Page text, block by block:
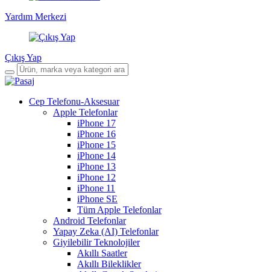
Yardım Merkezi
Çıkış Yap
Cep Telefonu-Aksesuar
Apple Telefonlar
iPhone 17
iPhone 16
iPhone 15
iPhone 14
iPhone 13
iPhone 12
iPhone 11
iPhone SE
Tüm Apple Telefonlar
Android Telefonlar
Yapay Zeka (AI) Telefonlar
Giyilebilir Teknolojiler
Akıllı Saatler
Akıllı Bileklikler